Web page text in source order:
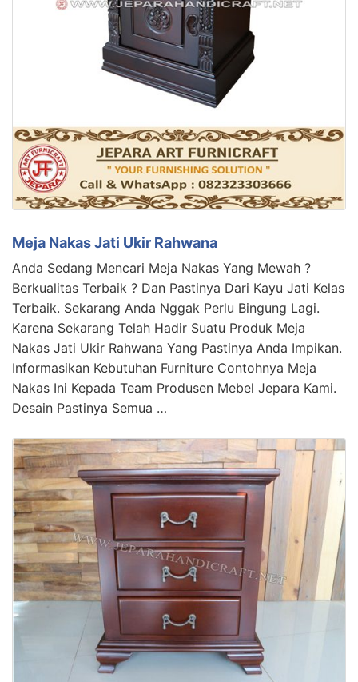
Meja Nakas Jati Ukir Rahwana
Anda Sedang Mencari Meja Nakas Yang Mewah ?
Berkualitas Terbaik ? Dan Pastinya Dari Kayu Jati Kelas
Terbaik. Sekarang Anda Nggak Perlu Bingung Lagi.
Karena Sekarang Telah Hadir Suatu Produk Meja
Nakas Jati Ukir Rahwana Yang Pastinya Anda Impikan.
Informasikan Kebutuhan Furniture Contohnya Meja
Nakas Ini Kepada Team Produsen Mebel Jepara Kami.
Desain Pastinya Semua …